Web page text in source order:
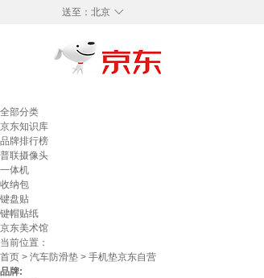
◇
送至： 北京
全部分类
京东知识库
品牌排行榜
普联摄像头
一体机
收纳包
键盘贴
键帽贴纸
京东美术馆
当前位置：
首页 > 汽车防滑垫 > 手机垫京东自营
品牌: